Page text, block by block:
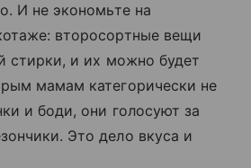
И не экономьте на
второсортные вещи
стирки, и их можно будет
мамам категорически не
и боди, они голосуют за
Это дело вкуса и